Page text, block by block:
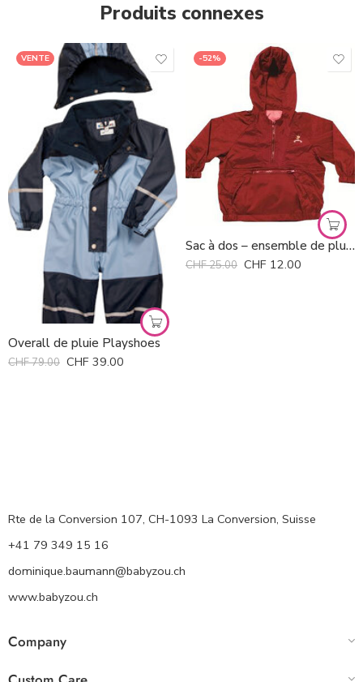
Produits connexes
VENTE
Overall de pluie Playshoes
CHF79.00 CHF 39.00
Marine/ciel
Rose
-52%
Sac à dos – ensemble de pluie Goldbug
CHF25.00 CHF 12.00
Rte de la Conversion 107, CH-1093 La Conversion, Suisse
+41 79 349 15 16
dominique.baumann@babyzou.ch
www.babyzou.ch
Company